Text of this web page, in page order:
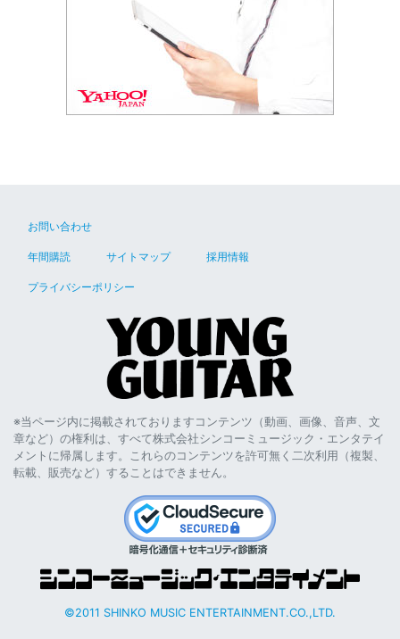
お問い合わせ
年間購読 サイトマップ 採用情報
プライバシーポリシー
※当ページ内に掲載されておりますコンテンツ（動画、画像、音声、文
章など）の権利は、すべて株式会社シンコーミュージック・エンタテイ
メントに帰属します。これらのコンテンツを許可無く二次利用（複製、
転載、販売など）することはできません。
©2011 SHINKO MUSIC ENTERTAINMENT.CO.,LTD.